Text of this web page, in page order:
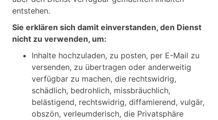
entstehen.
Sie erklären sich damit einverstanden, den Dienst
nicht zu verwenden, um:
Inhalte hochzuladen, zu posten, per E-Mail zu
versenden, zu übertragen oder anderweitig
verfügbar zu machen, die rechtswidrig,
schädlich, bedrohlich, missbräuchlich,
belästigend, rechtswidrig, diffamierend, vulgär,
obszön, verleumderisch, die Privatsphäre